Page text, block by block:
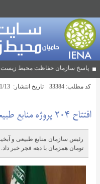
پاسخ سازمان حفاظت محیط زیست
کد مطلب: تاریخ انتشار:
افتتاح ۲۰۴ پروژه منابع طبیعی و آبخیزداری در کشور
تومان همزمان با دهه فجر خبر داد.